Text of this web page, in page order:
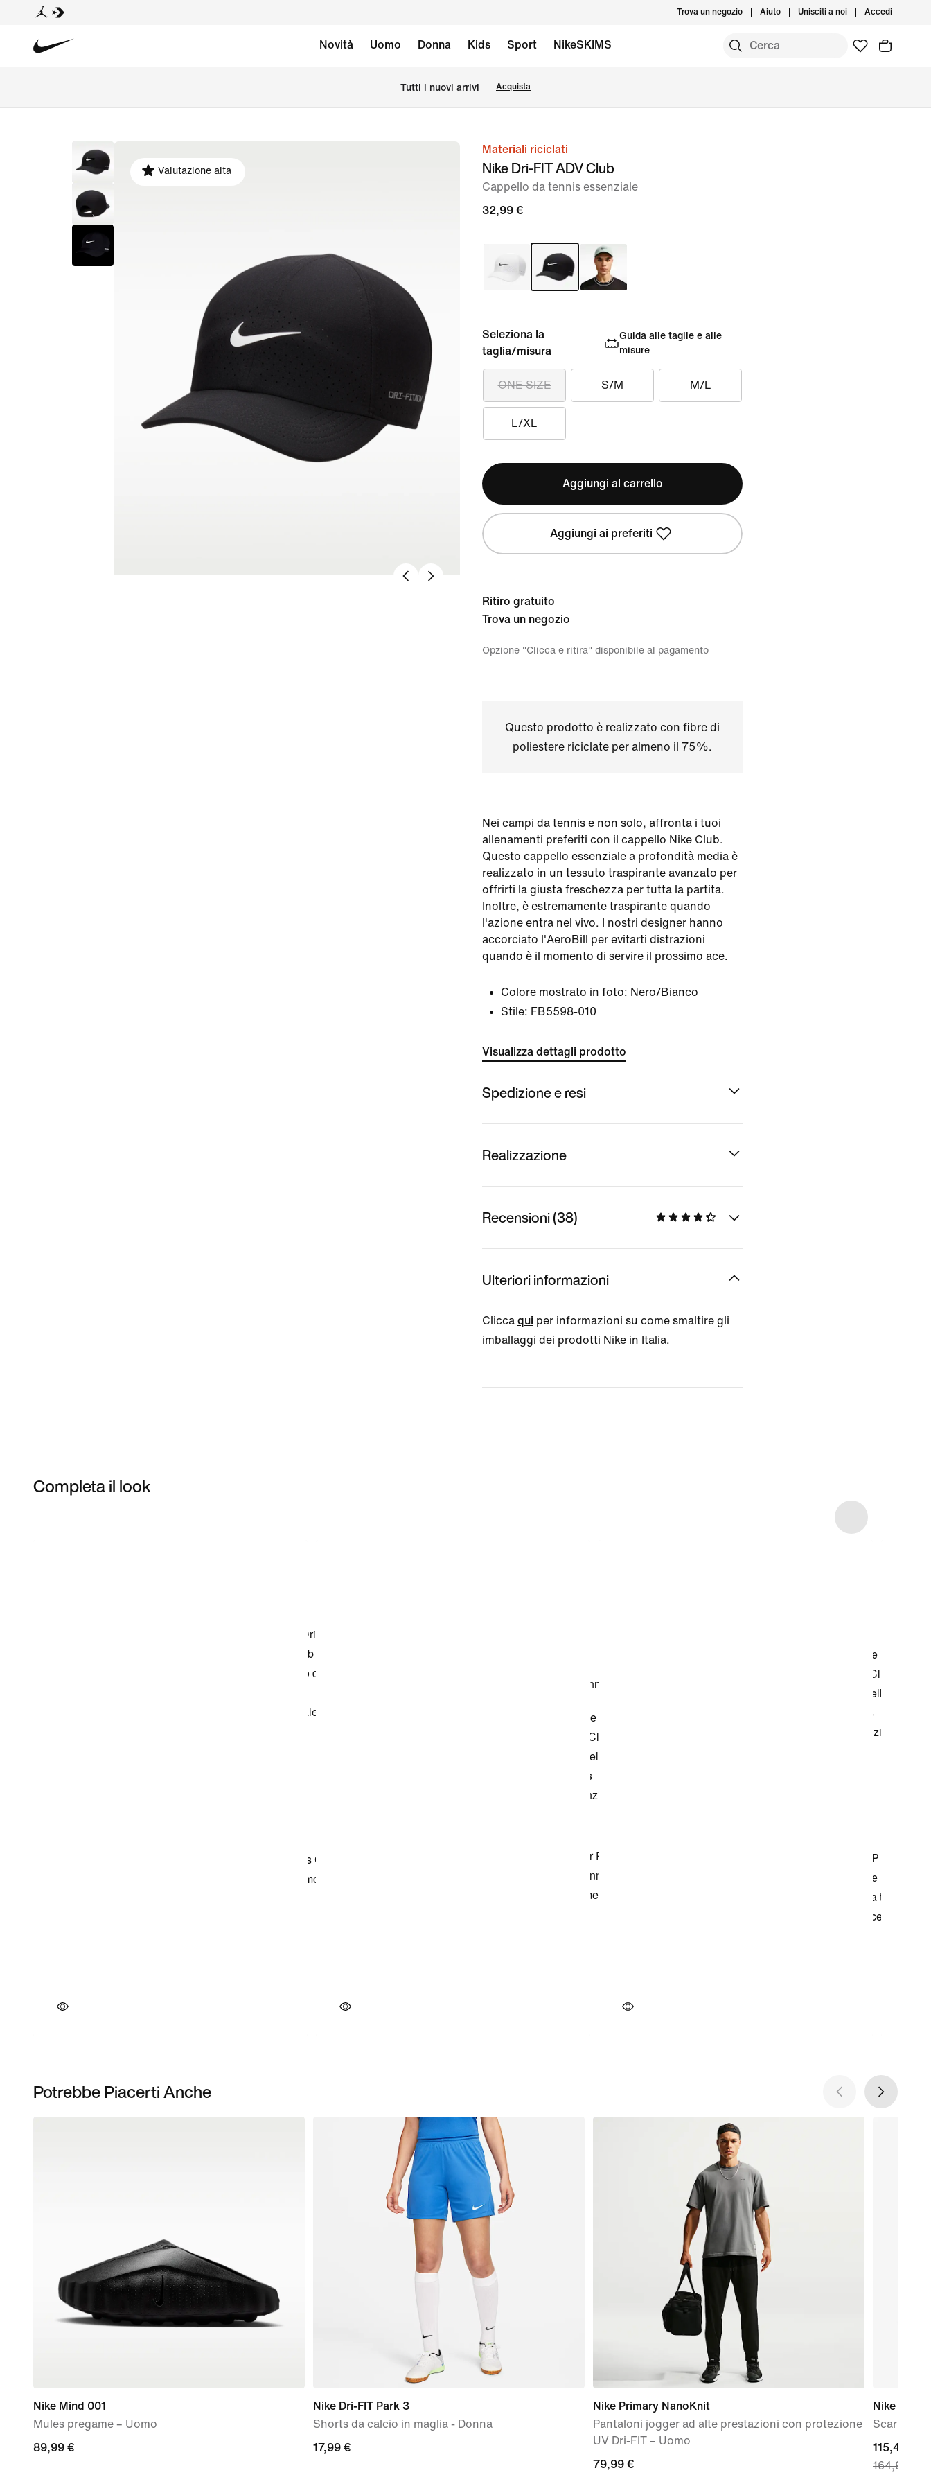
Trova un negozio Aiuto Unisciti a noi Accedi
Novità Uomo Donna Kids Sport NikeSKIMS
Tutti i nuovi arrivi Acquista
immagine
Valutazione alta
Materiali riciclati
Nike Dri-FIT ADV Club
Cappello da tennis essenziale
32,99 €
Seleziona la
taglia/misura
Guida alle taglie e alle
misure
ONE SIZE S/M M/L
L/XL
Aggiungi al carrello
Aggiungi ai preferiti
Ritiro gratuito
Trova un negozio
Opzione "Clicca e ritira" disponibile al pagamento
Questo prodotto è realizzato con fibre di
poliestere riciclate per almeno il 75%.
Nei campi da tennis e non solo, affronta i tuoi
allenamenti preferiti con il cappello Nike Club.
Questo cappello essenziale a profondità media è
realizzato in un tessuto traspirante avanzato per
offrirti la giusta freschezza per tutta la partita.
Inoltre, è estremamente traspirante quando
l'azione entra nel vivo. I nostri designer hanno
accorciato l'AeroBill per evitarti distrazioni
quando è il momento di servire il prossimo ace.
Colore mostrato in foto: Nero/Bianco
Stile: FB5598-010
Visualizza dettagli prodotto
Spedizione e resi
Realizzazione
Recensioni (38)
Ulteriori informazioni
Clicca qui per informazioni su come smaltire gli
imballaggi dei prodotti Nike in Italia.
Completa il look
Potrebbe Piacerti Anche
Nike Mind 001
Mules pregame – Uomo
89,99
89,99 €
Nike Dri-FIT Park 3
Shorts da calcio in maglia - Donna
17,99
17,99 €
Nike Primary NanoKnit
Pantaloni jogger ad alte prestazioni con protezione
UV Dri-FIT – Uomo
79,99
79,99 €
Nike
Scarpa da
current
price
115,49 €
164,99 €